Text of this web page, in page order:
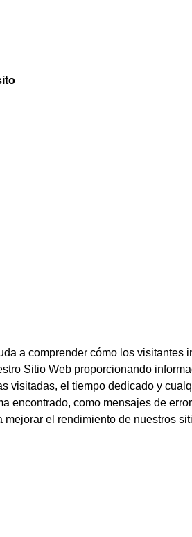
a comprender cómo los visitantes
Sitio Web proporcionando
visitadas, el tiempo dedicado y
encontrado, como mensajes de
mejorar el rendimiento de nuestros